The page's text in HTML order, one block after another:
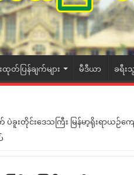
တ်ပြန်ချက်များ မီဒီယာ ခရီး
ပဲခူးတိုင်းဒေသကြီး မြန်မာ့ရိုးရာယဉ်ကျ